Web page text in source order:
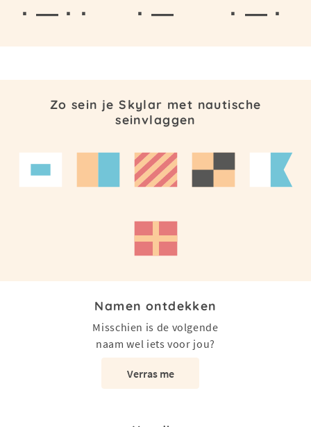
· — · ·
· — · — ·
Zo sein je Skylar met nautische
seinvlaggen
Namen ontdekken
Misschien is de volgende
naam wel iets voor jou?
Verras me